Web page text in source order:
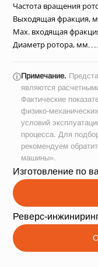
Частота вращения
Выходящая фракция,
Max. входящая
Диаметр ротора, мм
ⓘПримечание.
являются
Фактические
физико-
условий
процесса. Для
рекомендуем
машины».
Изготовление по
Реверс-